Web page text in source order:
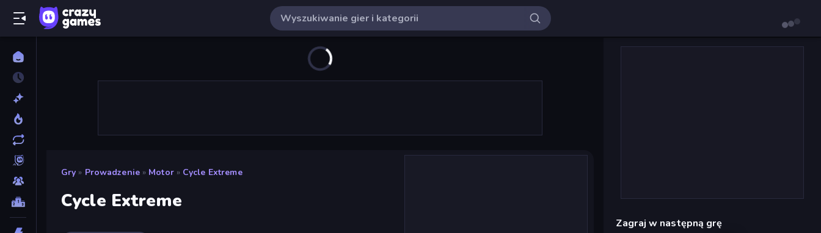
Gry » Prowadzenie » Motor » Cycle Extreme
Cycle Extreme
Zagraj w następną grę